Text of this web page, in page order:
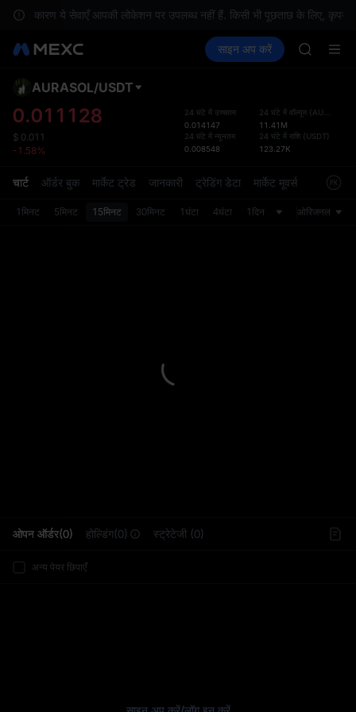
के कारण ये सेवाएँ आपकी लोकेशन पर उपलब्ध नहीं हैं. किसी भी पूछताछ के लिए, कृपया
स्पॉट फ़्यूचर्स SPCX कमाएँ
साइन अप करें
HFT
Unitree
HFT
UNITREE
को
AURASOL/USDT
0.011128
$ 0.011
-1.58%
24 घंटे में उच्चतम
0.014147
24 घंटे में न्यूनतम
0.008548
24 घंटे में वॉल्यूम (AURASOL
11.41M
24 घंटे में राशि (USDT)
123.27K
चार्ट ऑर्डर बुक मार्केट ट्रेड जानकारी ट्रेडिंग डेटा मार्केट मूवर्स
1मिनट 5मिनट 15मिनट 30मिनट 1घंटा 4घंटा 1दिन ओरिजनल
ओपन ऑर्डर(0) होल्डिंग(0) स्ट्रेटेजी (0)
अन्य पेयर छिपाएँ